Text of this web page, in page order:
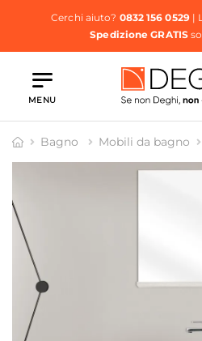
Cerchi aiuto? 0832 156 0529|
Spedizione GRATIS
MENU
Bagno Mobili da bagno